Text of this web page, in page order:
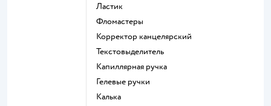
Ластик
Фломастеры
Корректор канцелярский
Текстовыделитель
Капиллярная ручка
Гелевые ручки
Калька